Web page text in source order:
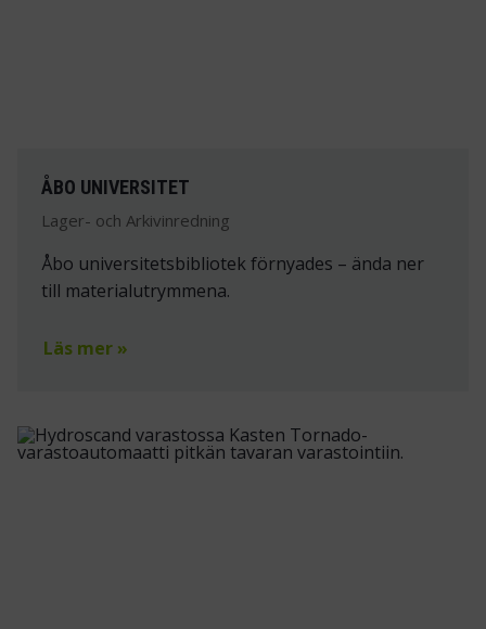
ÅBO UNIVERSITET
Lager- och Arkivinredning
Åbo universitetsbibliotek förnyades – ända ner
till materialutrymmena.
Läs mer »